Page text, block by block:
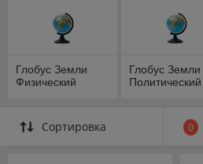
Глобус Земли
Физический
Глобус Земли
Политический
Сортировка 0